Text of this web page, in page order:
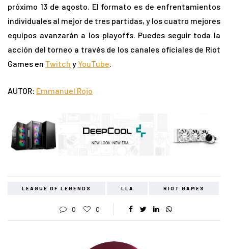
próximo 13 de agosto. El formato es de enfrentamientos
individuales al mejor de tres partidas, y los cuatro mejores
equipos avanzarán a los playoffs. Puedes seguir toda la
acción del torneo a través de los canales oficiales de Riot
Games en Twitch yYouTube.
AUTOR: Emmanuel Rojo
LEAGUE OF LEGENDS LLA RIOT GAMES
0 0